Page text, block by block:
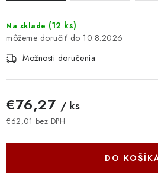
Obchodné podmienky
Ochrana
Moja objednávka
Odstúpenie od
Na sklade (12 ks)
10.8.2026
Možnosti doručenia
€76,27 / ks
€62,01 bez DPH
DO